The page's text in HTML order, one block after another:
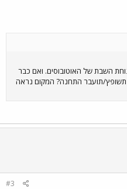
השבת של האוטובוסים. ואם כבר
תשופץ/תועבר התחנה? המקום נראה
#3